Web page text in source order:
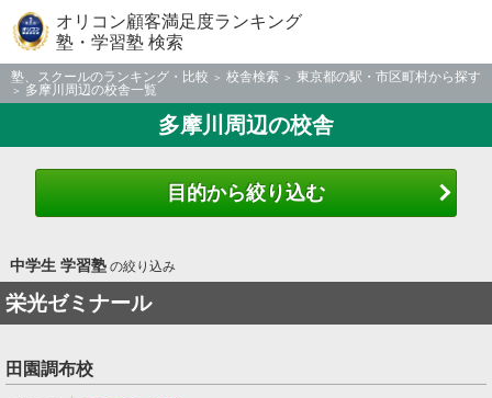
オリコン顧客満足度ランキング
塾・学習塾 検索
塾、スクールのランキング・比較 校舎検索
東京都の駅・市区町村から探す
多摩川周辺の校舎一覧
多摩川周辺の校舎
目的から絞り込む
中学生 学習塾の絞り込み
栄光ゼミナール
田園調布校